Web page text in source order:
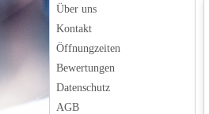
Über uns
Kontakt
Öffnungzeiten
Bewertungen
Datenschutz
AGB